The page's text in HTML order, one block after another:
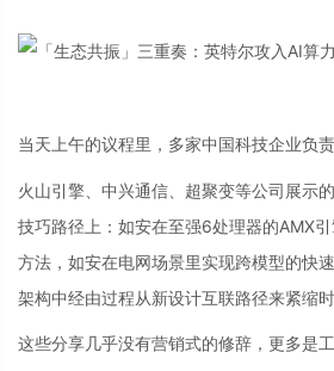
当天上午的议程里，多家中国科技企业负责
火山引擎、中兴通信、超聚变等公司展示
技巧路径上：如安在至强6处理器的AMX
方法，如安在电网场景里实现跨模型的快
架构中经由过程从新设计互联路径来紧缩时
这些分享几乎没有营销式的修辞，更多是